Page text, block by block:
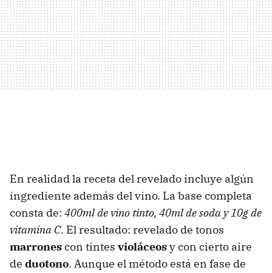
En realidad la receta del revelado incluye algún
ingrediente además del vino. La base completa
consta de: 400ml de vino tinto, 40ml de soda y 10g de
vitamina C. El resultado: revelado de tonos
marronescon tintes violáceosy con cierto aire
de duotono. Aunque el método está en fase de